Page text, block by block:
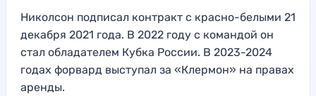
Николсон подписал контракт с красно-белыми 21
декабря 2021 года. В 2022 году с командой он
стал обладателем Кубка России. В 2023-2024
годах форвард выступал за «Клермон» на правах
аренды.